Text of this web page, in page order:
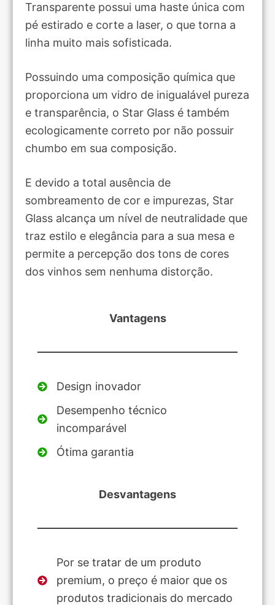
Transparente possui uma haste única com
pé estirado e corte a laser, o que torna a
linha muito mais sofisticada.
Possuindo uma composição química que
proporciona um vidro de inigualável pureza
e transparência, o Star Glass é também
ecologicamente correto por não possuir
chumbo em sua composição.
E devido a total ausência de
sombreamento de cor e impurezas, Star
Glass alcança um nível de neutralidade que
traz estilo e elegância para a sua mesa e
permite a percepção dos tons de cores
dos vinhos sem nenhuma distorção.
Vantagens
Design inovador
Desempenho técnico
incomparável
Ótima garantia
Desvantagens
Por se tratar de um produto
premium, o preço é maior que os
produtos tradicionais do mercado